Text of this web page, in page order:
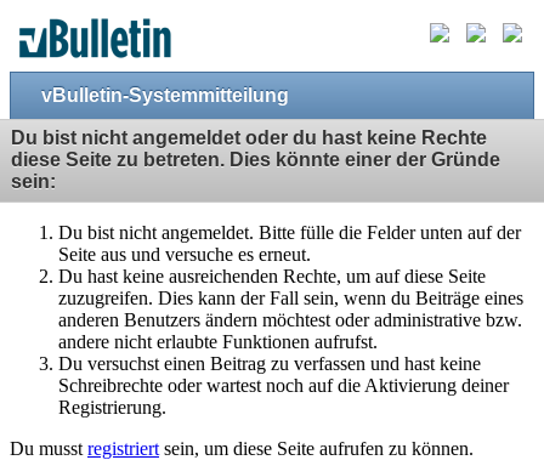
vBulletin-Systemmitteilung
Du bist nicht angemeldet oder du hast keine Rechte
diese Seite zu betreten. Dies könnte einer der Gründe
sein:
Du bist nicht angemeldet. Bitte fülle die Felder unten auf der
Seite aus und versuche es erneut.
Du hast keine ausreichenden Rechte, um auf diese Seite
zuzugreifen. Dies kann der Fall sein, wenn du Beiträge eines
anderen Benutzers ändern möchtest oder administrative bzw.
andere nicht erlaubte Funktionen aufrufst.
Du versuchst einen Beitrag zu verfassen und hast keine
Schreibrechte oder wartest noch auf die Aktivierung deiner
Registrierung.
Du musst registriert sein, um diese Seite aufrufen zu können.